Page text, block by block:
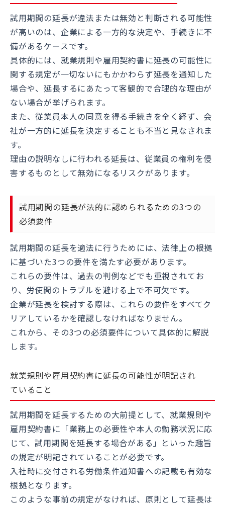
試用期間の延長が違法または無効と判断される可能性
が高いのは、企業による一方的な決定や、手続きに不
備があるケースです。
具体的には、就業規則や雇用契約書に延長の可能性に
関する規定が一切ないにもかかわらず延長を通知した
場合や、延長するにあたって客観的で合理的な理由が
ない場合が挙げられます。
また、従業員本人の同意を得る手続きを全く経ず、会
社が一方的に延長を決定することも不当と見なされま
す。
理由の説明なしに行われる延長は、従業員の権利を侵
害するものとして無効になるリスクがあります。
試用期間の延長が法的に認められるための3つの
必須要件
試用期間の延長を適法に行うためには、法律上の根拠
に基づいた3つの要件を満たす必要があります。
これらの要件は、過去の判例などでも重視されてお
り、労使間のトラブルを避ける上で不可欠です。
企業が延長を検討する際は、これらの要件をすべてク
リアしているかを確認しなければなりません。
これから、その3つの必須要件について具体的に解説
します。
就業規則や雇用契約書に延長の可能性が明記され
ていること
試用期間を延長するための大前提として、就業規則や
雇用契約書に「業務上の必要性や本人の勤務状況に応
じて、試用期間を延長する場合がある」といった趣旨
の規定が明記されていることが必要です。
入社時に交付される労働条件通知書への記載も有効な
根拠となります。
このような事前の規定がなければ、原則として延長は